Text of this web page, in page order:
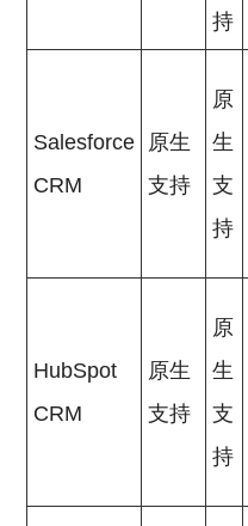
持
Salesforce
CRM
原生
支持
原
生
支
持
HubSpot
CRM
原生
支持
原
生
支
持